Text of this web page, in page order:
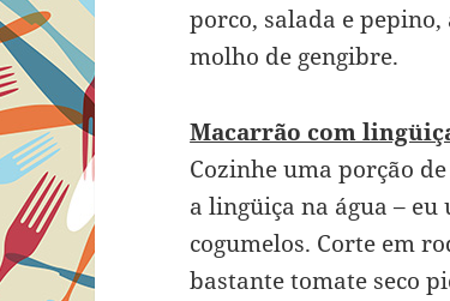
porco, salada e
molho de gengibre.
Macarrão com
Cozinhe uma porção
a lingüiça na água –
cogumelos. Corte em
bastante tomate seco